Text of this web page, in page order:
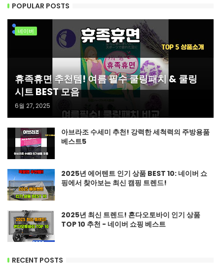
POPULAR POSTS
네이버
휴족휴면 추천템! 여름 필수 쿨링패치 & 쿨링
시트 BEST 모음
6월 27, 2025
아브라조 수세미 추천! 강력한 세척력의 주방용품
베스트5
2025년 에어텐트 인기 상품 BEST 10: 네이버 쇼
핑에서 찾아보는 최신 캠핑 트렌드!
2025년 최신 트렌드! 혼다오토바이 인기 상품
TOP 10 추천 - 네이버 쇼핑 베스트
RECENT POSTS